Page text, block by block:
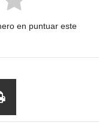
en puntuar este